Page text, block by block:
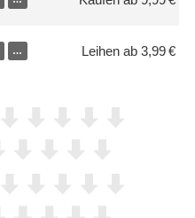
… Leihen ab 3,99 €